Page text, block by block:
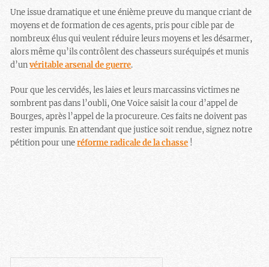
Une issue dramatique et une énième preuve du manque criant de
moyens et de formation de ces agents, pris pour cible par de
nombreux élus qui veulent réduire leurs moyens et les désarmer,
alors même qu’ils contrôlent des chasseurs suréquipés et munis
d’unvéritable arsenal de guerre.
Pour que les cervidés, les laies et leurs marcassins victimes ne
sombrent pas dans l’oubli, One Voice saisit la cour d’appel de
Bourges, après l’appel de la procureure. Ces faits ne doivent pas
rester impunis. En attendant que justice soit rendue, signez notre
pétition pour uneréforme radicale de la chasse !